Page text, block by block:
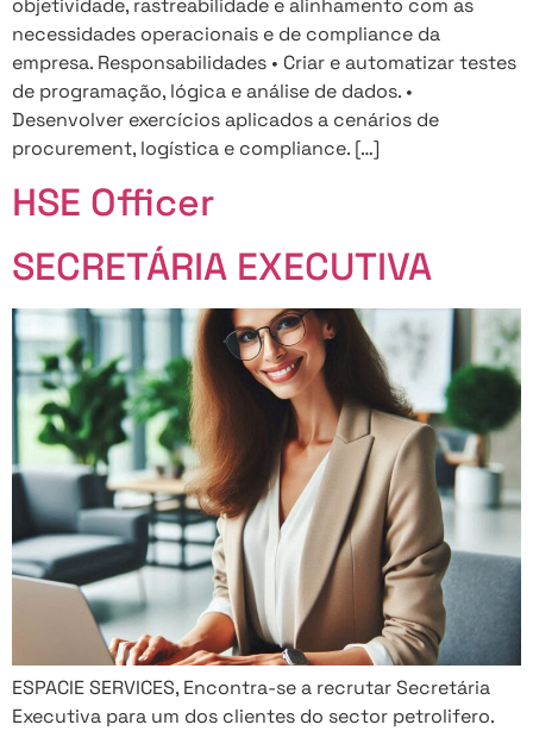
necessidades operacionais e de compliance da
empresa. Responsabilidades • Criar e automatizar testes
de programação, lógica e análise de dados. •
Desenvolver exercícios aplicados a cenários de
procurement, logística e compliance. […]
HSE Officer
SECRETÁRIA EXECUTIVA
ESPACIE SERVICES, Encontra-se a recrutar Secretária
Executiva para um dos clientes do sector petrolifero.